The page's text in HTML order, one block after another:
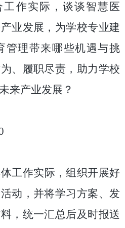
工作实际，谈谈智慧医
业发展，为学校专业建
管理带来哪些机遇与挑
、履职尽责，助力学校
来产业发展？
工作实际，组织开展好
动，并将学习方案、发
，统一汇总后及时报送